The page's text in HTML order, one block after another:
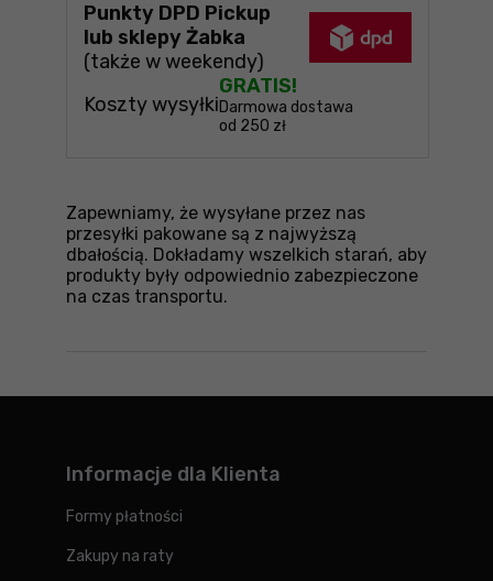
Punkty DPD Pickup
lub sklepy Żabka
(także w weekendy)
Koszty wysyłki
GRATIS!
Darmowa dostawa
od 250 zł
Zapewniamy, że wysyłane przez nas
przesyłki pakowane są z najwyższą
dbałością. Dokładamy wszelkich starań, aby
produkty były odpowiednio zabezpieczone
na czas transportu.
Informacje dla Klienta
Formy płatności
Zakupy na raty